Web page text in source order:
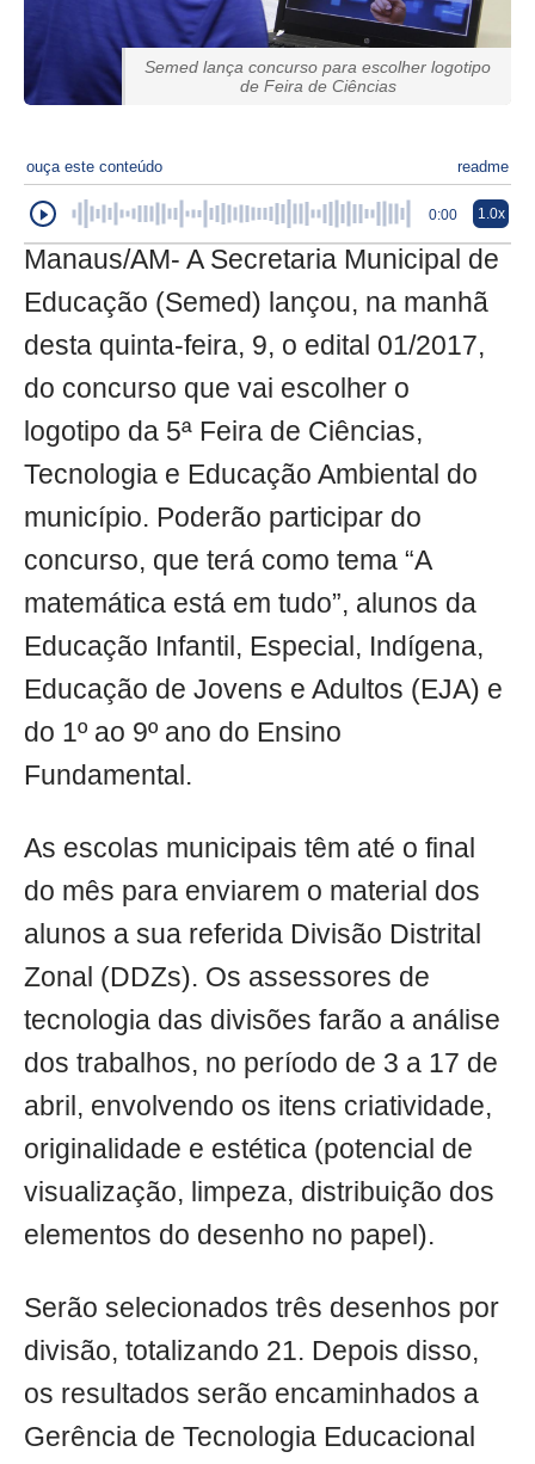
Semed lança concurso para escolher logotipo
de Feira de Ciências
ouça este conteúdo readme
0:00 1.0x
Manaus/AM- A Secretaria Municipal de
Educação (Semed) lançou, na manhã
desta quinta-feira, 9, o edital 01/2017,
do concurso que vai escolher o
logotipo da 5ª Feira de Ciências,
Tecnologia e Educação Ambiental do
município. Poderão participar do
concurso, que terá como tema “A
matemática está em tudo”, alunos da
Educação Infantil, Especial, Indígena,
Educação de Jovens e Adultos (EJA) e
do 1º ao 9º ano do Ensino
Fundamental.
As escolas municipais têm até o final
do mês para enviarem o material dos
alunos a sua referida Divisão Distrital
Zonal (DDZs). Os assessores de
tecnologia das divisões farão a análise
dos trabalhos, no período de 3 a 17 de
abril, envolvendo os itens criatividade,
originalidade e estética (potencial de
visualização, limpeza, distribuição dos
elementos do desenho no papel).
Serão selecionados três desenhos por
divisão, totalizando 21. Depois disso,
os resultados serão encaminhados a
Gerência de Tecnologia Educacional